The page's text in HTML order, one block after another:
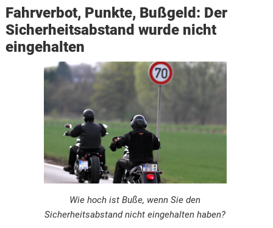
Fahrverbot, Punkte, Bußgeld: Der
Sicherheitsabstand wurde nicht
eingehalten
Wie hoch ist Buße, wenn Sie den
Sicherheitsabstand nicht eingehalten haben?